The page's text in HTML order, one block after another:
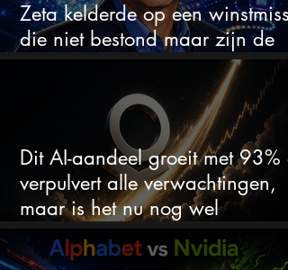
Zeta kelderde op een
die niet bestond maar zijn de
aandelen koopwaardig?
Dit AI-aandeel groeit met 93%
verpulvert alle verwachtingen,
maar is het nu nog wel
koopwaardig?